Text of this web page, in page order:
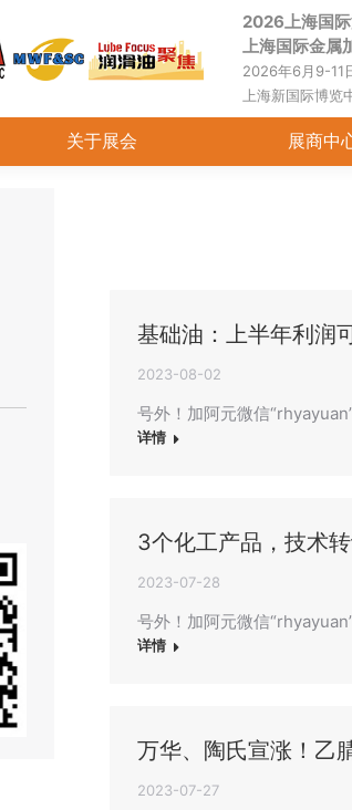
2026上海国
上海国际金属
2026年6月9-11
上海新国际博览
关于展会 展商中
基础油：上半年利润
2023-08-02
号外！加阿元微信
详情
3个化工产品，技术
2023-07-28
号外！加阿元微信
详情
万华、陶氏宣涨！乙
2023-07-27
首页